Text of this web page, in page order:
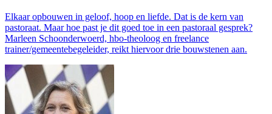
Elkaar opbouwen in geloof, hoop en liefde. Dat is de kern van
pastoraat. Maar hoe past je dit goed toe in een pastoraal gesprek?
Marleen Schoonderwoerd, hbo-theoloog en freelance
trainer/gemeentebegeleider, reikt hiervoor drie bouwstenen aan.